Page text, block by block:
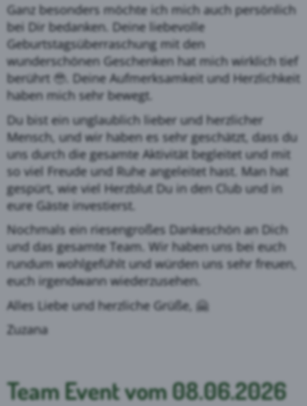
Ganz besonders möchte ich mich auch persönlich
bei Dir bedanken. Deine liebevolle
Geburtstagsüberraschung mit den
wunderschönen Geschenken hat mich wirklich tief
berührt 🥹 . Deine Aufmerksamkeit und Herzlichkeit
haben mich sehr bewegt.
Du bist ein unglaublich lieber und herzlicher
Mensch, und wir haben es sehr geschätzt, dass du
uns durch die gesamte Aktivität begleitet und mit
so viel Freude und Ruhe angeleitet hast. Man hat
gespürt, wie viel Herzblut Du in den Club und in
eure Gäste investierst.
Nochmals ein riesengroßes Dankeschön an Dich
und das gesamte Team. Wir haben uns bei euch
rundum wohlgefühlt und würden uns sehr freuen,
euch irgendwann wiederzusehen.
Alles Liebe und herzliche Grüße, 🤗
Zuzana
Team Event vom 08.06.2026